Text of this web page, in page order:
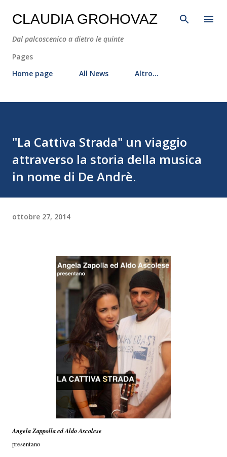
Passa ai contenuti principali
CLAUDIA GROHOVAZ
Dal palcoscenico a dietro le quinte
Pages
Home page
All News Altro…
"La Cattiva Strada" un viaggio
attraverso la storia della musica
in nome di De Andrè.
ottobre 27, 2014
Angela Zappolla ed Aldo Ascolese
presentano